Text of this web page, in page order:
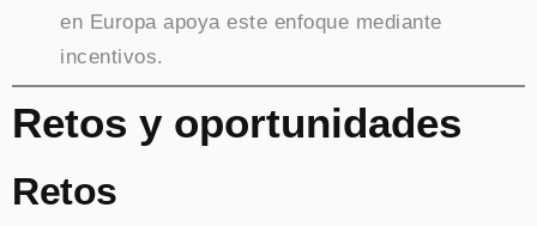
en Europa apoya este enfoque mediante
incentivos.
Retos y oportunidades
Retos